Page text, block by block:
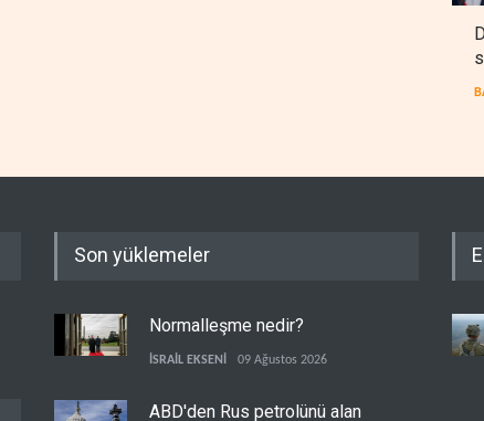
Son yüklemeler
Normalleşme nedir?
İSRAİL EKSENİ 09 Ağustos 2026
ABD'den Rus petrolünü alan